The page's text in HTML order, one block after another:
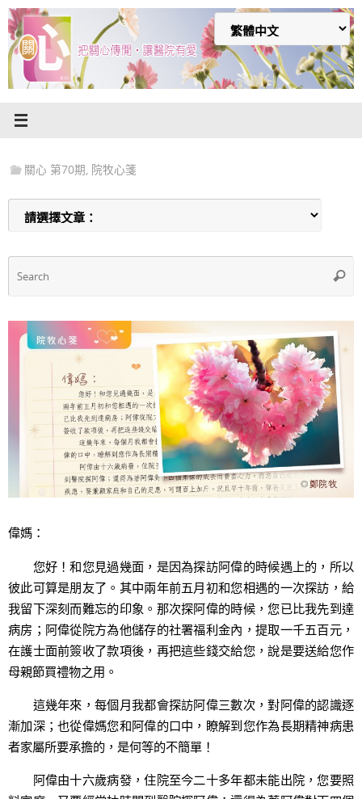
Skip
to
content
關心 第70期, 院牧心箋
偉媽：
您好！和您見過幾面，是因為探訪阿偉的時候遇上的，所以
彼此可算是朋友了。其中兩年前五月初和您相遇的一次探訪，給
我留下深刻而難忘的印象。那次探阿偉的時候，您已比我先到達
病房；阿偉從院方為他儲存的社署福利金內，提取一千五百元，
在護士面前簽收了款項後，再把這些錢交給您，說是要送給您作
母親節買禮物之用。
這幾年來，每個月我都會探訪阿偉三數次，對阿偉的認識逐
漸加深；也從偉媽您和阿偉的口中，瞭解到您作為長期精神病患
者家屬所要承擔的，是何等的不簡單！
阿偉由十六歲病發，住院至今二十多年都未能出院，您要照